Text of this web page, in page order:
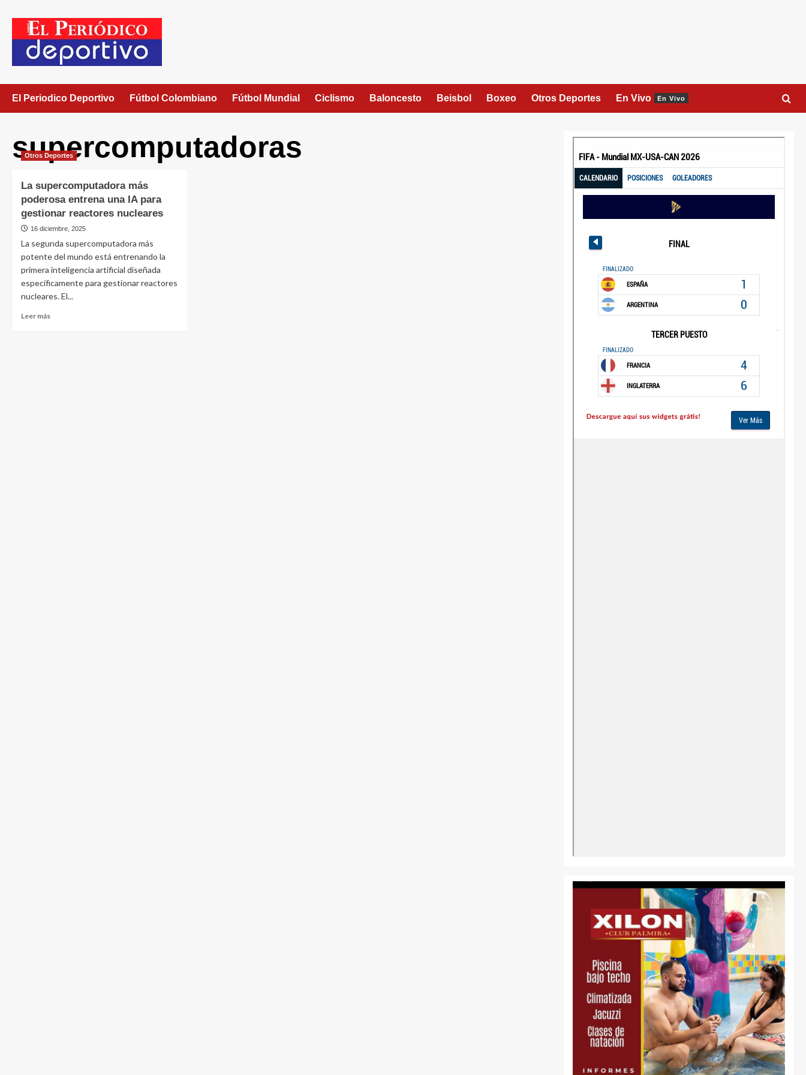
El Periodico Deportivo Fútbol Colombiano Fútbol Mundial Ciclismo Baloncesto Beisbol Boxeo Otros Deportes En Vivo En Vivo
supercomputadoras
Otros Deportes
La supercomputadora más
poderosa entrena una IA para
gestionar reactores nucleares
16 diciembre, 2025
La segunda supercomputadora más
potente del mundo está entrenando la
primera inteligencia artificial diseñada
específicamente para gestionar reactores
nucleares. El...
Leer más